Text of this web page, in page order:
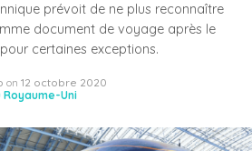
prévoit de ne plus reconnaître
document de voyage après le
certaines exceptions.
on 12 octobre 2020
Royaume-Uni